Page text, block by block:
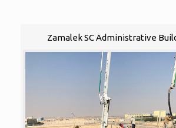
Zamalek SC Administrative